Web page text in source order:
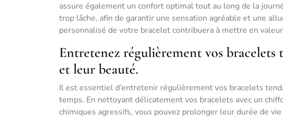
assure également un confort optimal tout au long de la
trop lâche, afin de garantir une sensation agréable et une
personnalisé de votre bracelet contribuera à mettre en
Entretenez régulièrement vos
et leur beauté.
Il est essentiel d’entretenir régulièrement vos bracelets
temps. En nettoyant délicatement vos bracelets avec un
chimiques agressifs, vous pouvez prolonger leur durée de